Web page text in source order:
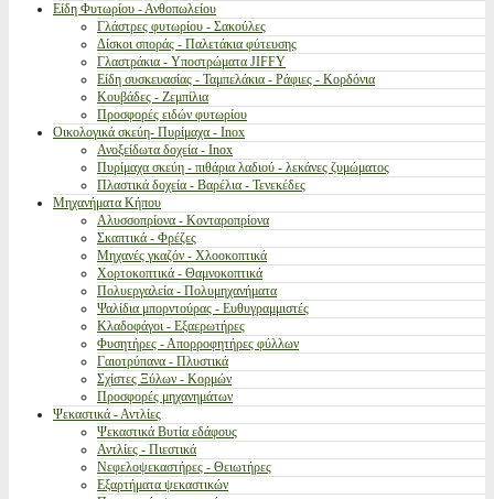
Είδη Φυτωρίου - Ανθοπωλείου
Γλάστρες φυτωρίου - Σακούλες
Δίσκοι σποράς - Παλετάκια φύτευσης
Γλαστράκια - Υποστρώματα JIFFY
Είδη συσκευασίας - Ταμπελάκια - Ράφιες - Κορδόνια
Κουβάδες - Ζεμπίλια
Προσφορές ειδών φυτωρίου
Οικολογικά σκεύη- Πυρίμαχα - Inox
Ανοξείδωτα δοχεία - Inox
Πυρίμαχα σκεύη - πιθάρια λαδιού - λεκάνες ζυμώματος
Πλαστικά δοχεία - Βαρέλια - Τενεκέδες
Μηχανήματα Κήπου
Αλυσσοπρίονα - Κονταροπρίονα
Σκαπτικά - Φρέζες
Μηχανές γκαζόν - Χλοοκοπτικά
Χορτοκοπτικά - Θαμνοκοπτικά
Πολυεργαλεία - Πολυμηχανήματα
Ψαλίδια μπορντούρας - Ευθυγραμμιστές
Κλαδοφάγοι - Εξαερωτήρες
Φυσητήρες - Απορροφητήρες φύλλων
Γαιοτρύπανα - Πλυστικά
Σχίστες Ξύλων - Κορμών
Προσφορές μηχανημάτων
Ψεκαστικά - Αντλίες
Ψεκαστικά Βυτία εδάφους
Αντλίες - Πιεστικά
Νεφελοψεκαστήρες - Θειωτήρες
Εξαρτήματα ψεκαστικών